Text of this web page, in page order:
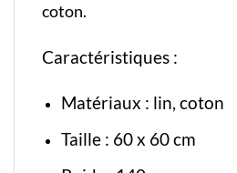
coton.
Caractéristiques :
Matériaux : lin, coton
Taille : 60 x 60 cm